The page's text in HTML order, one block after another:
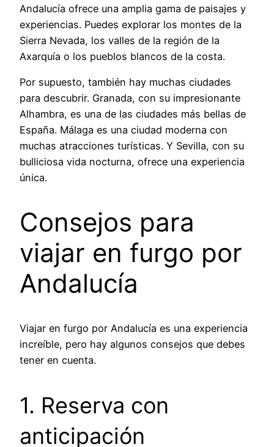
Andalucía ofrece una amplia gama de paisajes y
experiencias. Puedes explorar los montes de la
Sierra Nevada, los valles de la región de la
Axarquía o los pueblos blancos de la costa.
Por supuesto, también hay muchas ciudades
para descubrir. Granada, con su impresionante
Alhambra, es una de las ciudades más bellas de
España. Málaga es una ciudad moderna con
muchas atracciones turísticas. Y Sevilla, con su
bulliciosa vida nocturna, ofrece una experiencia
única.
Consejos para
viajar en furgo por
Andalucía
Viajar en furgo por Andalucía es una experiencia
increíble, pero hay algunos consejos que debes
tener en cuenta.
1. Reserva con
anticipación